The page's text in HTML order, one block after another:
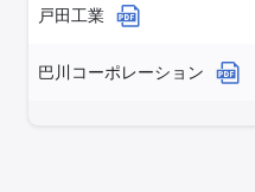
戸田工業
巴川コーポレーション